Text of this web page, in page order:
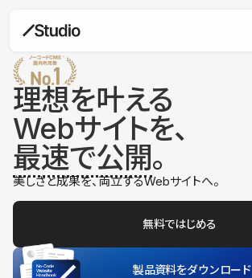
理想を叶える
Webサイトを、
最速で公開。
美しさと成果を、両立するWebサイトへ。
無料ではじめる
製品資料をダウンロード